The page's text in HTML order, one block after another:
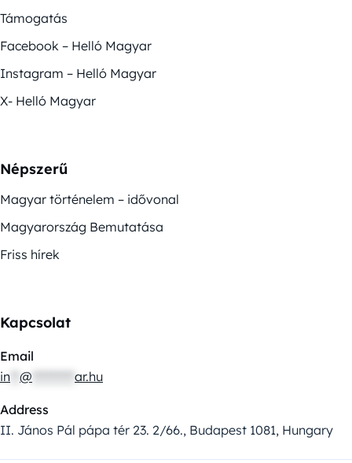
Támogatás
Facebook – Helló Magyar
Instagram – Helló Magyar
X- Helló Magyar
Népszerű
Magyar történelem – idővonal
Magyarország Bemutatása
Friss hírek
Kapcsolat
Email
in @ ar.hu
Address
II. János Pál pápa tér 23. 2/66., Budapest 1081, Hungary